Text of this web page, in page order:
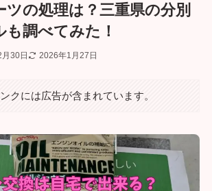
ツの処理は？三重県の分別
も調べてみた！
30日 2026年1月27日
クには広告が含まれています。